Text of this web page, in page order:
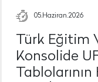
05.Haziran.2026
Türk Eğitim
Konsolide